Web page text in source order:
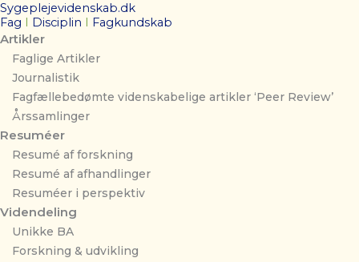
Sygeplejevidenskab.dk
Fag
Disciplin Fagkundskab
Artikler
Faglige Artikler
Journalistik
Fagfællebedømte videnskabelige artikler ‘Peer Review’
Årssamlinger
Resuméer
Resumé af forskning
Resumé af afhandlinger
Resuméer i perspektiv
Videndeling
Unikke BA
Forskning & udvikling